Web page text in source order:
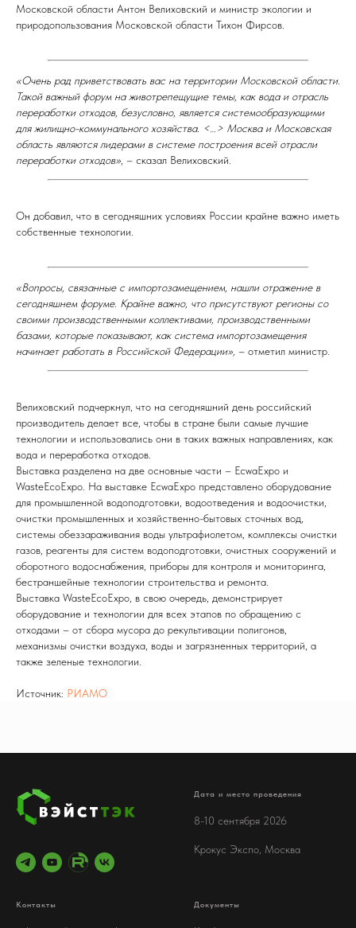
Московской области Антон Велиховский и министр экологии и
природопользования Московской области Тихон Фирсов.
«Очень рад приветствовать вас на территории Московской области.
Такой важный форум на животрепещущие темы, как вода и отрасль
переработки отходов, безусловно, является системообразующими
для жилищно-коммунального хозяйства. <…> Москва и Московская
область являются лидерами в системе построения всей отрасли
переработки отходов» , – сказал Велиховский.
Он добавил, что в сегодняшних условиях России крайне важно иметь
собственные технологии.
«Вопросы, связанные с импортозамещением, нашли отражение в
сегодняшнем форуме. Крайне важно, что присутствуют регионы со
своими производственными коллективами, производственными
базами, которые показывают, как система импортозамещения
начинает работать в Российской Федерации», – отметил министр.
Велиховский подчеркнул, что на сегодняшний день российский
производитель делает все, чтобы в стране были самые лучшие
технологии и использовались они в таких важных направлениях, как
вода и переработка отходов.
Выставка разделена на две основные части – EcwaExpo и
WasteEcoExpo. На выставке EcwaExpo представлено оборудование
для промышленной водоподготовки, водоотведения и водоочистки,
очистки промышленных и хозяйственно-бытовых сточных вод,
системы обеззараживания воды ультрафиолетом, комплексы очистки
газов, реагенты для систем водоподготовки, очистных сооружений и
оборотного водоснабжения, приборы для контроля и мониторинга,
бестраншейные технологии строительства и ремонта.
Выставка WasteEcoExpo, в свою очередь, демонстрирует
оборудование и технологии для всех этапов по обращению с
отходами – от сбора мусора до рекультивации полигонов,
механизмы очистки воздуха, воды и загрязненных территорий, а
также зеленые технологии.
Источник: РИАМО
Дата и место проведения
8-10 сентября 2026
Крокус Экспо, Москва
Контакты Документы